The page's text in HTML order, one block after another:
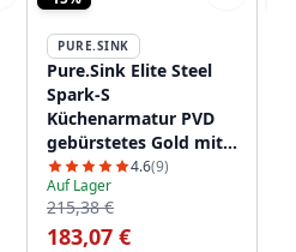
PURE.SINK
Pure.Sink Elite Steel
Spark-S
Küchenarmatur PVD
gebürstetes Gold mit
ausziehbarem Auslauf
PS8041-60
4.6(9)
Auf Lager
215,38 €
183,07 €